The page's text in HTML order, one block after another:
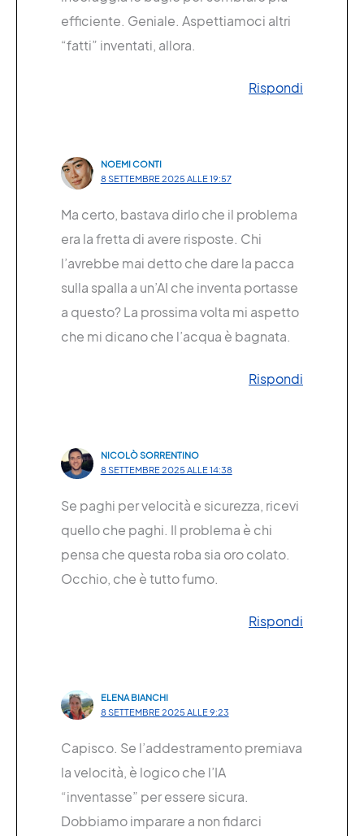
efficiente. Geniale. Aspettiamoci altri
“fatti” inventati, allora.
Rispondi
NOEMI CONTI
8 SETTEMBRE 2025 ALLE 19:57
Ma certo, bastava dirlo che il problema
era la fretta di avere risposte. Chi
l’avrebbe mai detto che dare la pacca
sulla spalla a un’AI che inventa portasse
a questo? La prossima volta mi aspetto
che mi dicano che l’acqua è bagnata.
Rispondi
NICOLÒ SORRENTINO
8 SETTEMBRE 2025 ALLE 14:38
Se paghi per velocità e sicurezza, ricevi
quello che paghi. Il problema è chi
pensa che questa roba sia oro colato.
Occhio, che è tutto fumo.
Rispondi
ELENA BIANCHI
8 SETTEMBRE 2025 ALLE 9:23
Capisco. Se l’addestramento premiava
la velocità, è logico che l’IA
“inventasse” per essere sicura.
Dobbiamo imparare a non fidarci